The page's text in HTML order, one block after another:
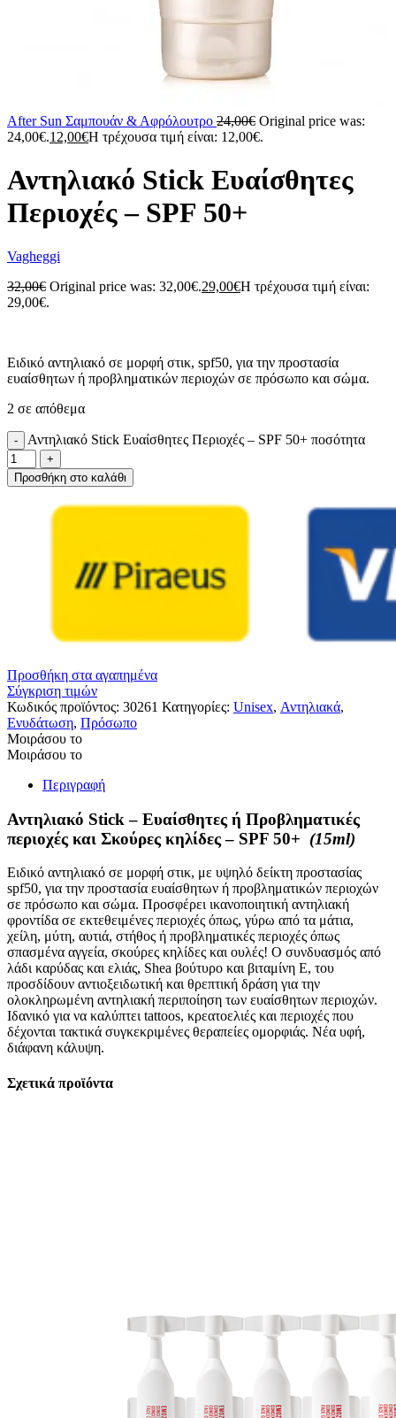
After Sun Σαμπουάν & Αφρόλουτρο 24,00€ Original price was:
24,00€.12,00€Η τρέχουσα τιμή είναι: 12,00€.
Αντηλιακό Stick Ευαίσθητες
Περιοχές – SPF 50+
Vagheggi
32,00€ Original price was: 32,00€.29,00€Η τρέχουσα τιμή είναι:
29,00€.
Ειδικό αντηλιακό σε μορφή στικ, spf50, για την προστασία
ευαίσθητων ή προβληματικών περιοχών σε πρόσωπο και σώμα.
2 σε απόθεμα
Αντηλιακό Stick Ευαίσθητες Περιοχές – SPF 50+ ποσότητα
Προσθήκη στο καλάθι
Προσθήκη στα αγαπημένα
Σύγκριση τιμών
Κωδικός προϊόντος: 30261 Κατηγορίες: Unisex, Αντηλιακά,
Ενυδάτωση, Πρόσωπο
Μοιράσου το
Μοιράσου το
Περιγραφή
Αντηλιακό Stick – Ευαίσθητες ή Προβληματικές
περιοχές και Σκούρες κηλίδες – SPF 50+ (15ml)
Ειδικό αντηλιακό σε μορφή στικ, με υψηλό δείκτη προστασίας
spf50, για την προστασία ευαίσθητων ή προβληματικών περιοχών
σε πρόσωπο και σώμα. Προσφέρει ικανοποιητική αντηλιακή
φροντίδα σε εκτεθειμένες περιοχές όπως, γύρω από τα μάτια,
χείλη, μύτη, αυτιά, στήθος ή προβληματικές περιοχές όπως
σπασμένα αγγεία, σκούρες κηλίδες και ουλές! Ο συνδυασμός από
λάδι καρύδας και ελιάς, Shea βούτυρο και βιταμίνη Ε, του
προσδίδουν αντιοξειδωτική και θρεπτική δράση για την
ολοκληρωμένη αντηλιακή περιποίηση των ευαίσθητων περιοχών.
Ιδανικό για να καλύπτει tattoos, κρεατοελιές και περιοχές που
δέχονται τακτικά συγκεκριμένες θεραπείες ομορφιάς. Νέα υφή,
διάφανη κάλυψη.
Σχετικά προϊόντα